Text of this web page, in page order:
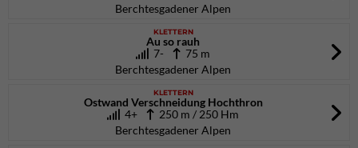
Berchtesgadener Alpen
KLETTERN
Au so rauh
7-
75 m
Berchtesgadener Alpen
KLETTERN
Ostwand Verschneidung Hochthron
4+
250 m / 250 Hm
Berchtesgadener Alpen